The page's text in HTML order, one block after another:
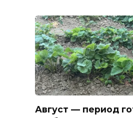
Август — период